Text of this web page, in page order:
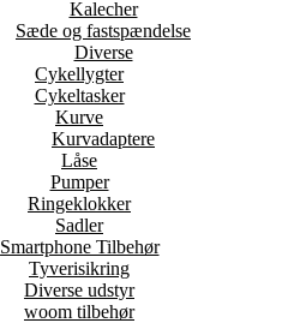
Kalecher
Sæde og fastspændelse
Diverse
Cykellygter
Cykeltasker
Kurve
Kurvadaptere
Låse
Pumper
Ringeklokker
Sadler
Smartphone Tilbehør
Tyverisikring
Diverse udstyr
woom tilbehør